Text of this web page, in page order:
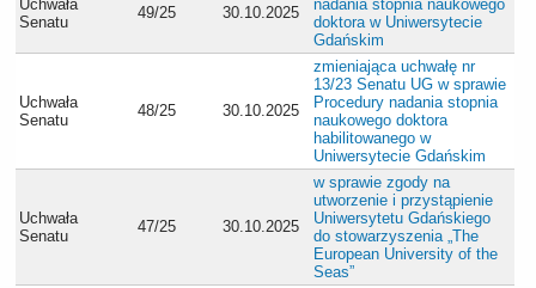
Uchwała
Senatu
49/25 30.10.2025
nadania stopnia naukowego
doktora w Uniwersytecie
Gdańskim
Uchwała
Senatu
48/25 30.10.2025
zmieniająca uchwałę nr
13/23 Senatu UG w sprawie
Procedury nadania stopnia
naukowego doktora
habilitowanego w
Uniwersytecie Gdańskim
Uchwała
Senatu
47/25 30.10.2025
w sprawie zgody na
utworzenie i przystąpienie
Uniwersytetu Gdańskiego
do stowarzyszenia „The
European University of the
Seas”